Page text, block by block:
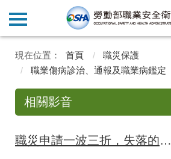
首頁
職災保護
職業傷病診治、通報及職業病鑑定
相關影音
職災申請一波三折，失落的靈魂處處碰壁。(大愛新聞專題報導)